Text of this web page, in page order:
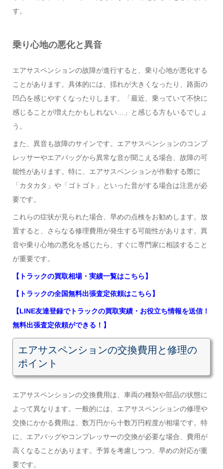
す。
乗り心地の悪化と異音
エアサスペンションの故障が進行すると、乗り心地が悪化する
ことがあります。具体的には、揺れが大きくなったり、路面の
凹凸を感じやすくなったりします。「最近、乗っていて不快に
感じることが増えたかもしれない…」と感じる方もいるでしょ
う。
また、異音も故障のサインです。エアサスペンションのコンプ
レッサーやエアバッグから異常な音が聞こえる場合、故障の可
能性があります。特に、エアサスペンションが作動する際に
「カタカタ」や「ゴトゴト」といった音がする場合は注意が必
要です。
これらの症状が見られた場合、早めの点検をお勧めします。放
置すると、さらなる修理費用が発生する可能性があります。異
音や乗り心地の悪化を感じたら、すぐに専門家に相談すること
が重要です。
【トラックの買取相場・実績一覧はこちら】
【トラックの全国無料出張査定依頼はこちら】
【LINE友達登録でトラックの買取実績・お役立ち情報を送信！
無料出張査定依頼ができる！】
エアサスペンションの交換費用と修理の
ポイント
エアサスペンションの交換費用は、車両の種類や部品の状態に
よって異なります。一般的には、エアサスペンションの修理や
交換にかかる費用は、数万円から十数万円程度が相場です。特
に、エアバッグやコンプレッサーの交換が必要な場合、費用が
高くなることがあります。予算を考慮しつつ、早めの対応が重
要です。